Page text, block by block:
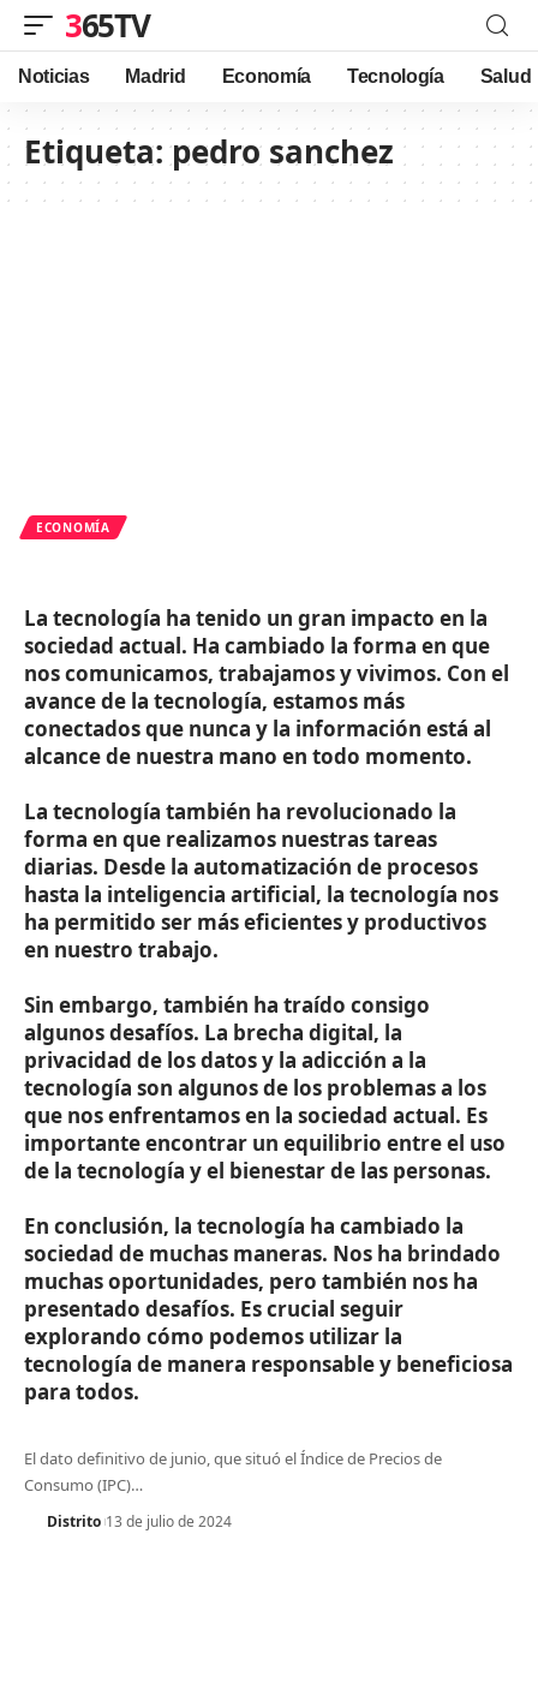
365TV
Noticias Madrid Economía Tecnología Salud
Etiqueta:pedro sanchez
ECONOMÍA
La tecnología ha tenido un gran impacto en la
sociedad actual. Ha cambiado la forma en que
nos comunicamos, trabajamos y vivimos. Con el
avance de la tecnología, estamos más
conectados que nunca y la información está al
alcance de nuestra mano en todo momento.
La tecnología también ha revolucionado la
forma en que realizamos nuestras tareas
diarias. Desde la automatización de procesos
hasta la inteligencia artificial, la tecnología nos
ha permitido ser más eficientes y productivos
en nuestro trabajo.
Sin embargo, también ha traído consigo
algunos desafíos. La brecha digital, la
privacidad de los datos y la adicción a la
tecnología son algunos de los problemas a los
que nos enfrentamos en la sociedad actual. Es
importante encontrar un equilibrio entre el uso
de la tecnología y el bienestar de las personas.
En conclusión, la tecnología ha cambiado la
sociedad de muchas maneras. Nos ha brindado
muchas oportunidades, pero también nos ha
presentado desafíos. Es crucial seguir
explorando cómo podemos utilizar la
tecnología de manera responsable y beneficiosa
para todos.
El dato definitivo de junio, que situó el Índice de Precios de
Consumo (IPC)…
Distrito 13 de julio de 2024